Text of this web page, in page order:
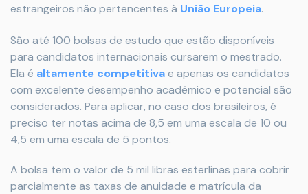
estrangeiros não pertencentes à União Europeia.
São até 100 bolsas de estudo que estão disponíveis
para candidatos internacionais cursarem o mestrado.
Ela é altamente competitivae apenas os candidatos
com excelente desempenho acadêmico e potencial são
considerados. Para aplicar, no caso dos brasileiros, é
preciso ter notas acima de 8,5 em uma escala de 10 ou
4,5 em uma escala de 5 pontos.
A bolsa tem o valor de 5 mil libras esterlinas para cobrir
parcialmente as taxas de anuidade e matrícula da